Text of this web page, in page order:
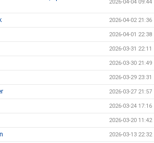
2026-04-04 09:44
2026-04-02 21:36
2026-04-01 22:38
2026-03-31 22:11
2026-03-30 21:49
2026-03-29 23:31
2026-03-27 21:57
2026-03-24 17:16
2026-03-20 11:42
2026-03-13 22:32